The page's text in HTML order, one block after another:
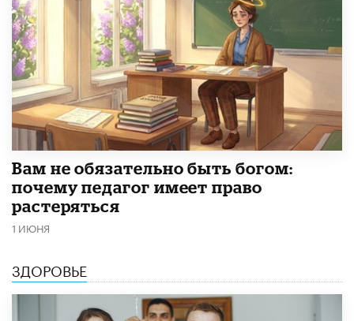
​Вам не обязательно быть богом:
почему педагог имеет право
растеряться
1 ИЮНЯ
ЗДОРОВЬЕ